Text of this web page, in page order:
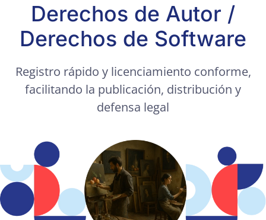
Derechos de Autor /
Derechos de Software
Registro rápido y licenciamiento conforme,
facilitando la publicación, distribución y
defensa legal